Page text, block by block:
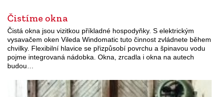
Čistíme okna
Čistá okna jsou vizitkou příkladné hospodyňky. S elektrickým
vysavačem oken Vileda Windomatic tuto činnost zvládnete během
chvilky. Flexibilní hlavice se přizpůsobí povrchu a špinavou vodu
pojme integrovaná nádobka. Okna, zrcadla i okna na autech
budou…